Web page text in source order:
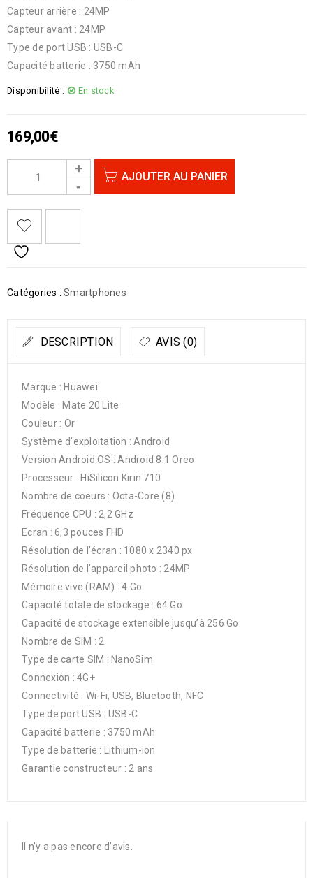
Capteur arrière : 24MP
Capteur avant : 24MP
Type de port USB : USB-C
Capacité batterie : 3750 mAh
Disponibilité : En stock
169,00€
AJOUTER AU PANIER
Catégories : Smartphones
DESCRIPTION AVIS (0)
Marque : Huawei
Modèle : Mate 20 Lite
Couleur : Or
Système d’exploitation : Android
Version Android OS : Android 8.1 Oreo
Processeur : HiSilicon Kirin 710
Nombre de coeurs : Octa-Core (8)
Fréquence CPU : 2,2 GHz
Ecran : 6,3 pouces FHD
Résolution de l’écran : 1080 x 2340 px
Résolution de l’appareil photo : 24MP
Mémoire vive (RAM) : 4 Go
Capacité totale de stockage : 64 Go
Capacité de stockage extensible jusqu’à 256 Go
Nombre de SIM : 2
Type de carte SIM : NanoSim
Connexion : 4G+
Connectivité : Wi-Fi, USB, Bluetooth, NFC
Type de port USB : USB-C
Capacité batterie : 3750 mAh
Type de batterie : Lithium-ion
Garantie constructeur : 2 ans
Il n’y a pas encore d’avis.